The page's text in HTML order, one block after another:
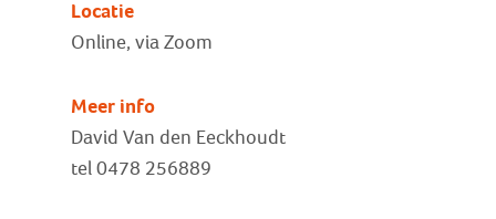
Locatie
Online, via Zoom
Meer info
David Van den Eeckhoudt
tel 0478 256889